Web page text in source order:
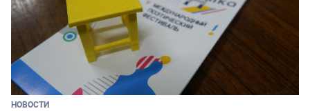
НОВОСТИ